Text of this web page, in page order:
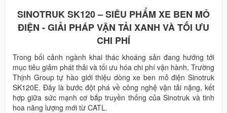
SINOTRUK SK120 – SIÊU PHẨM XE BEN MỎ
ĐIỆN - GIẢI PHÁP VẬN TẢI XANH VÀ TỐI ƯU
CHI PHÍ
Trong bối cảnh ngành khai thác khoáng sản đang hướng tới
mục tiêu giảm phát thải và tối ưu hóa chi phí vận hành, Trường
Thịnh Group tự hào giới thiệu dòng xe ben mỏ điện Sinotruk
SK120E. Đây là bước đột phá về công nghệ vận tải nặng, kết
hợp giữa sức mạnh cơ bắp truyền thống của Sinotruk và tinh
hoa năng lượng mới từ CATL.